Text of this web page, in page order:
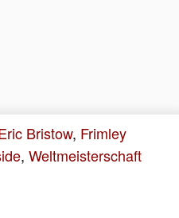
Bristow, Frimley
, Weltmeisterschaft